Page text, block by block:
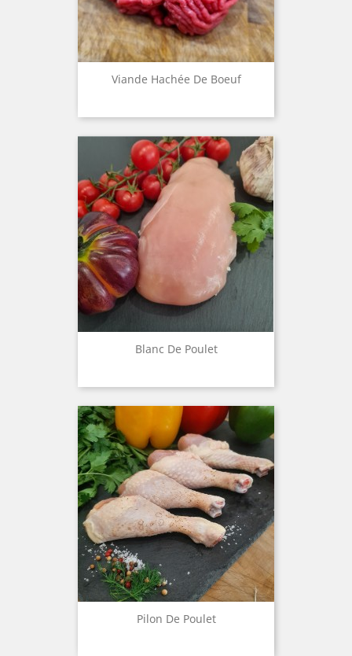
Viande Hachée De Boeuf
Blanc De Poulet
Pilon De Poulet